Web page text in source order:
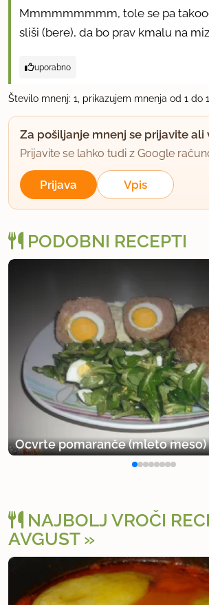
Mmmmmmmmm, tole se pa
sliši (bere), da bo prav kmalu na
uporabno
Število mnenj: 1, prikazujem mnenja od 1 do 1
Za pošiljanje mnenj se prijavite ali
Prijavite se lahko tudi z Google
Prijava Vpis
PODOBNI RECEPTI
Ocvrte pomaranče (mleto meso)
NAJBOLJ VROČI
AVGUST